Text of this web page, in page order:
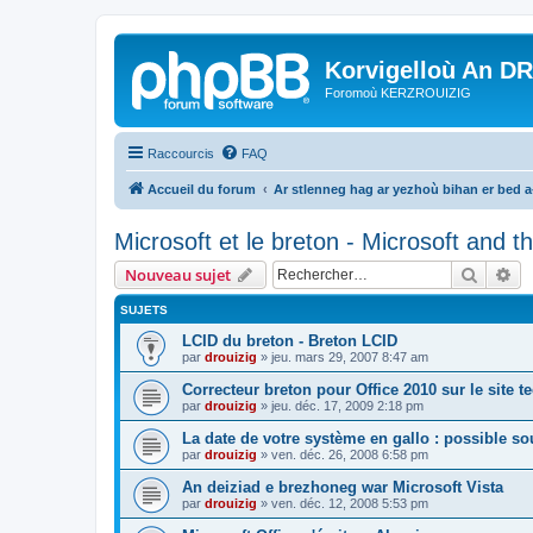
Korvigelloù An
Foromoù KERZROUIZIG
Raccourcis FAQ
Accueil du forum Ar stlenneg hag ar yezhoù bihan er bed
Microsoft et le breton - Microsoft and
Nouveau sujet
SUJETS
LCID du breton - Breton LCID
par drouizig » jeu. mars 29, 2007 8:47 am
Correcteur breton pour Office 2010 sur le site
par drouizig » jeu. déc. 17, 2009 2:18 pm
La date de votre système en gallo : possible
par drouizig » ven. déc. 26, 2008 6:58 pm
An deiziad e brezhoneg war Microsoft Vista
par drouizig » ven. déc. 12, 2008 5:53 pm